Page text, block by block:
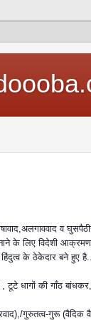
लगाववाद व
के लिए विदेशी
के ठेकेदार बने हुए
टूटे धागों की गाँठ
गुरुतत्व-गुरू (वैदिक